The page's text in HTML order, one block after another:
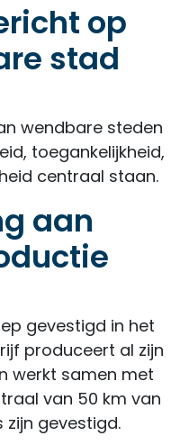
op
stad
wendbare steden
toegankelijkheid,
centraal staan.
aan
gevestigd in het
produceert al zijn
werkt samen met
van 50 km van
gevestigd.